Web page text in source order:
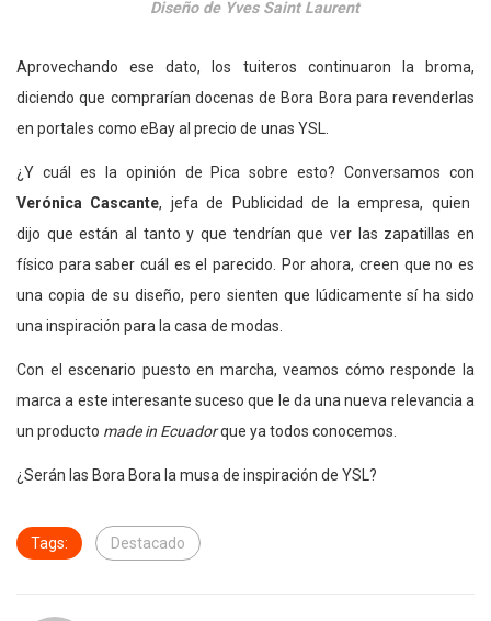
Diseño de Yves Saint Laurent
Aprovechando ese dato, los tuiteros continuaron la broma,
diciendo que comprarían docenas de Bora Bora para revenderlas
en portales como eBay al precio de unas YSL.
¿Y cuál es la opinión de Pica sobre esto? Conversamos con
Verónica Cascante, jefa de Publicidad de la empresa, quien
dijo que están al tanto y que tendrían que ver las zapatillas en
físico para saber cuál es el parecido. Por ahora, creen que no es
una copia de su diseño, pero sienten que lúdicamente sí ha sido
una inspiración para la casa de modas.
Con el escenario puesto en marcha, veamos cómo responde la
marca a este interesante suceso que le da una nueva relevancia a
un producto made in Ecuadorque ya todos conocemos.
¿Serán las Bora Bora la musa de inspiración de YSL?
Tags: Destacado